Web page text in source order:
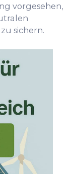
vorgesehen,
sichern.